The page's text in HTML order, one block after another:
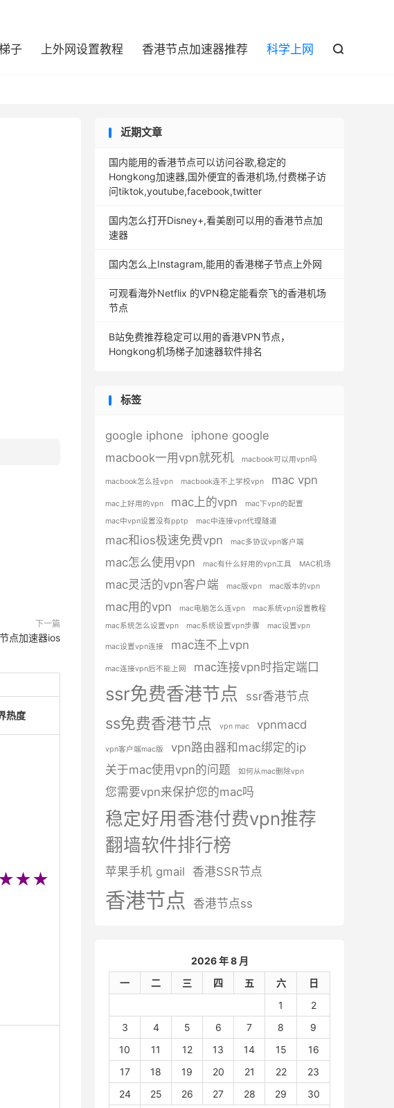
子 上外网设置教程 香港节点加速器推荐 科学上网 
下一篇
点加速器ios
热度
近期文章
国内能用的香港节点可以访问谷歌,稳定的
Hongkong加速器,国外便宜的香港机场,付费梯子访
问tiktok,youtube,facebook,twitter
国内怎么打开Disney+,看美剧可以用的香港节点加
速器
国内怎么上Instagram,能用的香港梯子节点上外网
可观看海外Netflix 的VPN稳定能看奈飞的香港机场
节点
B站免费推荐稳定可以用的香港VPN节点，
Hongkong机场梯子加速器软件排名
标签
google iphone
iphone google
macbook一用vpn就死机
macbook可以用vpn吗
macbook怎么挂vpn macbook连不上学校vpn mac vpn
mac上好用的vpn mac上的vpn
mac下vpn的配置
mac中vpn设置没有pptp
mac中连接vpn代理隧道
mac和ios极速免费vpn mac多协议vpn客户端
mac怎么使用vpn mac有什么好用的vpn工具 MAC机场
mac灵活的vpn客户端 mac版vpn mac版本的vpn
mac用的vpn mac电脑怎么连vpn
mac系统vpn设置教程
mac系统怎么设置vpn
mac系统设置vpn步骤 mac设置vpn
mac设置vpn连接 mac连不上vpn
mac连接vpn后不能上网 mac连接vpn时指定端口
ssr免费香港节点 ssr香港节点
ss免费香港节点 vpn mac vpnmacd
vpn客户端mac版
vpn路由器和mac绑定的ip
关于mac使用vpn的问题
如何从mac删除vpn
您需要vpn来保护您的mac吗
稳定好用香港付费vpn推荐
翻墙软件排行榜
苹果手机 gmail 香港SSR节点
香港节点 香港节点ss
2026 年 8 月
一
二 三 四 五 六
日
1
2
3
4 5 6 7 8
9
10
11 12 13 14 15
16
17
18 19 20 21 22
23
24
25 26 27 28 29
30